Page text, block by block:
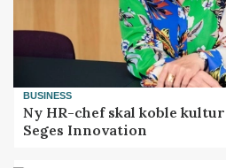
BUSINESS
Ny HR-chef skal koble
Seges Innovation